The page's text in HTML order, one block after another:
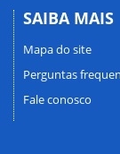
SAIBA MAIS
Mapa do site
Perguntas
Fale conosco